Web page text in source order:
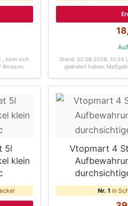
kann sich
Amazon.
Stand: 02.08.2026, 10:24
geändert haben.
5l
klein
Vtopmart 4
Nr. 1 in